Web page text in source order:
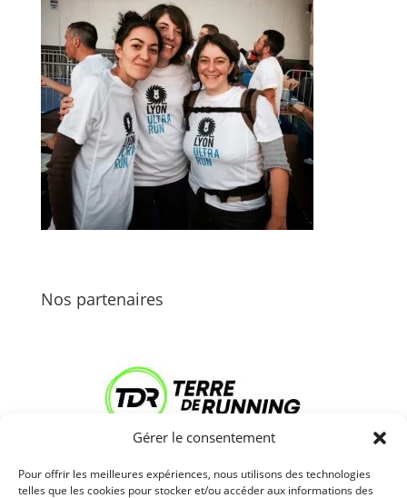
Gérer le consentement
Pour offrir les meilleures expériences, nous utilisons des technologies
telles que les cookies pour stocker et/ou accéder aux informations des
Nos partenaires